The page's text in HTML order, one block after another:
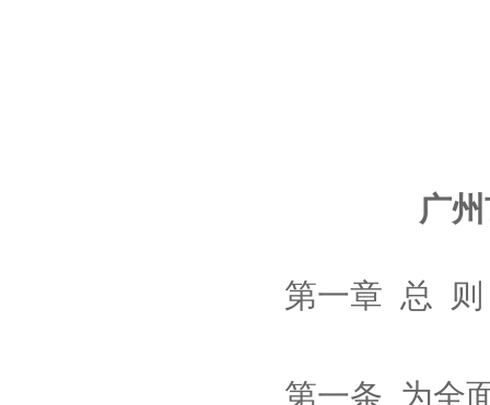
广
第一章 总 则
第一条 为全